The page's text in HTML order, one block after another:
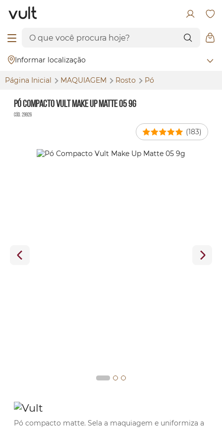
Informar localização
Página Inicial MAQUIAGEM Rosto Pó
Pó Compacto Vult Make Up Matte 05 9g
Cód. 29926
(183)
Pó compacto matte. Sela a maquiagem e uniformiza a